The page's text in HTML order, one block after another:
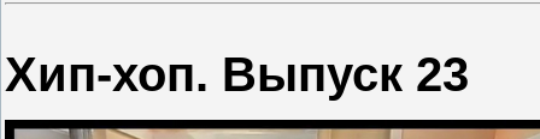
Хип-хоп. Выпуск 23